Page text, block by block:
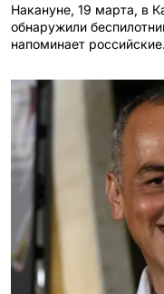
Накануне, 19 марта, в
обнаружили
напоминает